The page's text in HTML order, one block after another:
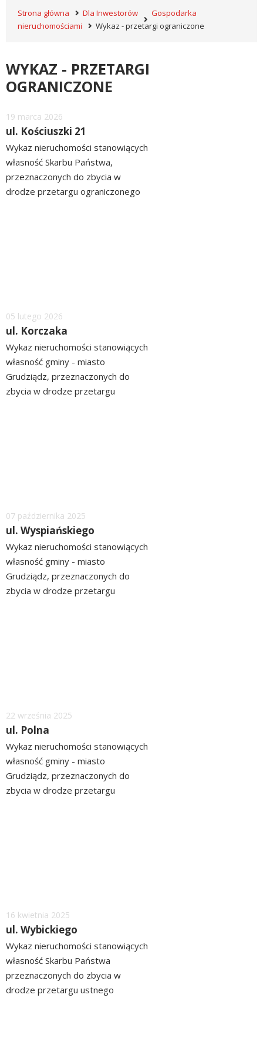
Strona główna Dla Inwestorów
Gospodarka
nieruchomościami
Wykaz - przetargi ograniczone
WYKAZ - PRZETARGI
OGRANICZONE
Dodano
19 marca 2026
ul. Kościuszki 21
Wykaz nieruchomości stanowiących
własność Skarbu Państwa,
przeznaczonych do zbycia w
drodze przetargu ograniczonego
Dodano
05 lutego 2026
ul. Korczaka
Wykaz nieruchomości stanowiących
własność gminy - miasto
Grudziądz, przeznaczonych do
zbycia w drodze przetargu
Dodano
07 października 2025
ul. Wyspiańskiego
Wykaz nieruchomości stanowiących
własność gminy - miasto
Grudziądz, przeznaczonych do
zbycia w drodze przetargu
Dodano
22 września 2025
ul. Polna
Wykaz nieruchomości stanowiących
własność gminy - miasto
Grudziądz, przeznaczonych do
zbycia w drodze przetargu
Dodano
16 kwietnia 2025
ul. Wybickiego
Wykaz nieruchomości stanowiących
własność Skarbu Państwa
przeznaczonych do zbycia w
drodze przetargu ustnego